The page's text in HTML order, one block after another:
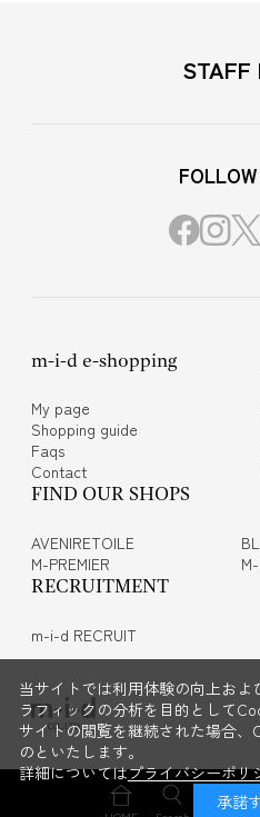
STAFF
m-i-d e-shopping
My page
Shopping guide
Faqs
Contact
FIND OUR SHOPS
AVENIRETOILE
M-PREMIER
RECRUITMENT
m-i-d RECRUIT
当サイトでは利用体験の向上お
ラフィックの分析を目的として
サイトの閲覧を継続された場合、
のといたします。
詳細についてはプライバシーポリ
承諾